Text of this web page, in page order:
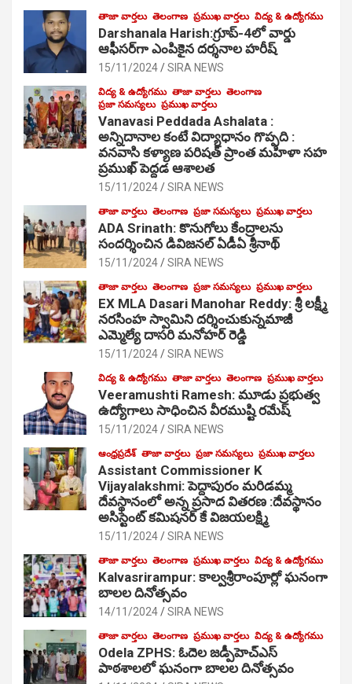
తాజా వార్తలు తెలంగాణ ప్రముఖ వార్తలు విద్య & ఉద్యోగము
Darshanala Harish:గ్రూప్-4లో వార్డు
ఆఫీసర్‌గా ఎంపికైన దర్శనాల హరీష్
15/11/2024 SIRA NEWS
విద్య & ఉద్యోగము తాజా వార్తలు తెలంగాణ
ప్రజా సమస్యలు ప్రముఖ వార్తలు
Vanavasi Peddada Ashalata :
అన్నిదానాల కంటే విద్యాధానం గొప్పది :
వనవాసి కళ్యాణ పరిషత్ ప్రాంత మహిళా సహ
ప్రముఖ్ పెద్దడ ఆశాలత
15/11/2024 SIRA NEWS
తాజా వార్తలు తెలంగాణ ప్రజా సమస్యలు ప్రముఖ వార్తలు
ADA Srinath: కొనుగోలు కేంద్రాల‌ను
సంద‌ర్శించిన డివిజనల్ ఏడీఏ శ్రీనాథ్
15/11/2024 SIRA NEWS
తాజా వార్తలు తెలంగాణ ప్రజా సమస్యలు ప్రముఖ వార్తలు
EX MLA Dasari Manohar Reddy: శ్రీ లక్ష్మీ
నరసింహ స్వామిని దర్శించుకున్నమాజీ
ఎమ్మెల్యే దాసరి మనోహర్ రెడ్డి
15/11/2024 SIRA NEWS
విద్య & ఉద్యోగము తాజా వార్తలు తెలంగాణ ప్రముఖ వార్తలు
Veeramushti Ramesh: మూడు ప్రభుత్వ
ఉద్యోగాలు సాధించిన వీరముష్టి రమేష్
15/11/2024 SIRA NEWS
ఆంధ్రప్రదేశ్ తాజా వార్తలు ప్రజా సమస్యలు ప్రముఖ వార్తలు
Assistant Commissioner K
Vijayalakshmi: పెద్దాపురం మరిడమ్మ
దేవస్థానంలో అన్న ప్రసాద వితరణ :దేవస్థానం
అసిస్టెంట్ కమిషనర్ కే విజయలక్ష్మి
15/11/2024 SIRA NEWS
తాజా వార్తలు తెలంగాణ ప్రముఖ వార్తలు విద్య & ఉద్యోగము
Kalvasrirampur: కాల్వశ్రీరాంపూర్లో ఘనంగా
బాలల దినోత్సవం
14/11/2024 SIRA NEWS
తాజా వార్తలు తెలంగాణ ప్రముఖ వార్తలు విద్య & ఉద్యోగము
Odela ZPHS: ఓదెల జ‌డ్పీహెచ్ఎస్
పాఠ‌శాల‌లో ఘనంగా బాలల దినోత్సవం